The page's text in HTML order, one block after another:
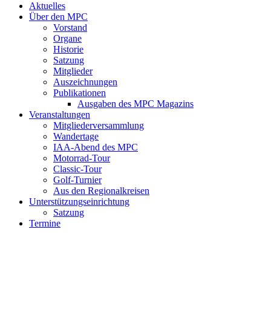
Aktuelles
Über den MPC
Vorstand
Organe
Historie
Satzung
Mitglieder
Auszeichnungen
Publikationen
Ausgaben des MPC Magazins
Veranstaltungen
Mitgliederversammlung
Wandertage
IAA-Abend des MPC
Motorrad-Tour
Classic-Tour
Golf-Turnier
Aus den Regionalkreisen
Unterstützungseinrichtung
Satzung
Termine